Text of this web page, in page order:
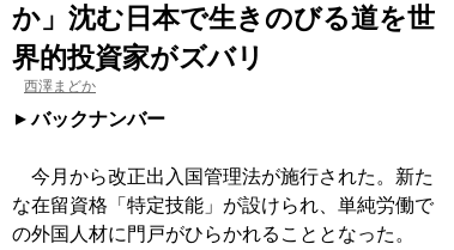
か」沈む日本で生きのびる道を世
界的投資家がズバリ
西澤まどか
バックナンバー
今月から改正出入国管理法が施行された。新た
な在留資格「特定技能」が設けられ、単純労働で
の外国人材に門戸がひらかれることとなった。